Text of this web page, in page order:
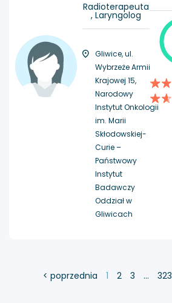
Radioterapeuta
, Laryngolog
Gliwice, ul.
Wybrzeże Armii
Krajowej 15,
Narodowy
Instytut Onkologii
im. Marii
Skłodowskiej-
Curie –
Państwowy
Instytut
Badawczy
Oddział w
Gliwicach
< poprzednia 1 2 3 … 323